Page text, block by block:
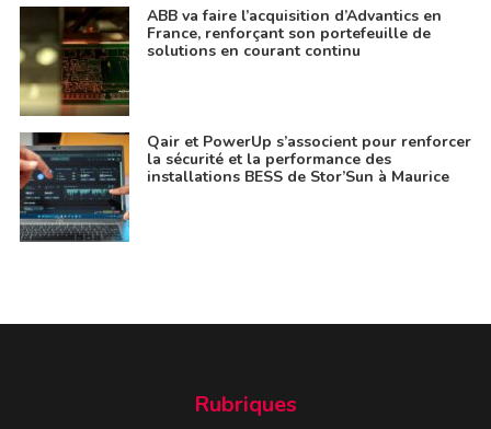
ABB va faire l’acquisition d’Advantics en
France, renforçant son portefeuille de
solutions en courant continu
Qair et PowerUp s’associent pour renforcer
la sécurité et la performance des
installations BESS de Stor’Sun à Maurice
Rubriques